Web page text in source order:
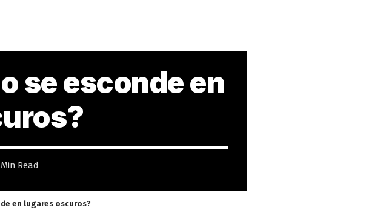
se esconde en
Read
en lugares oscuros?